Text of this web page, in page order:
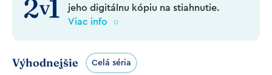
jeho digitálnu kópiu na stiahnutie.
Viac info
Výhodnejšie Celá séria